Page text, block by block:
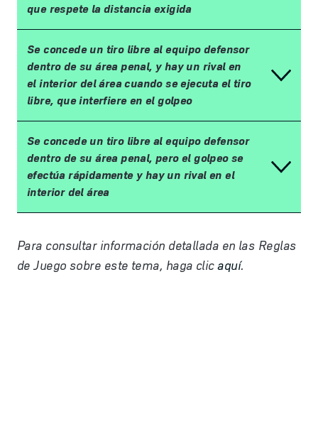
que respete la distancia exigida
Se concede un tiro libre al equipo defensor
dentro de su área penal, y hay un rival en
el interior del área cuando se ejecuta el tiro
libre, que interfiere en el golpeo
Se concede un tiro libre al equipo defensor
dentro de su área penal, pero el golpeo se
efectúa rápidamente y hay un rival en el
interior del área
Para consultar información detallada en las Reglas
de Juego sobre este tema, haga clicaquí.